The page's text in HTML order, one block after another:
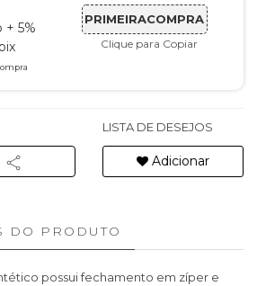
+ 5%
PRIMEIRACOMPRA
Clique para Copiar
LISTA DE DESEJOS
Adicionar
DO PRODUTO
possui fechamento em zíper e